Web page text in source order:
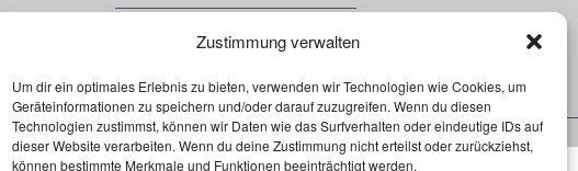
Zustimmung verwalten
Um dir ein optimales Erlebnis zu bieten, verwenden wir Technologien wie Cookies, um
Geräteinformationen zu speichern und/oder darauf zuzugreifen. Wenn du diesen
Technologien zustimmst, können wir Daten wie das Surfverhalten oder eindeutige IDs auf
dieser Website verarbeiten. Wenn du deine Zustimmung nicht erteilst oder zurückziehst,
können bestimmte Merkmale und Funktionen beeinträchtigt werden.